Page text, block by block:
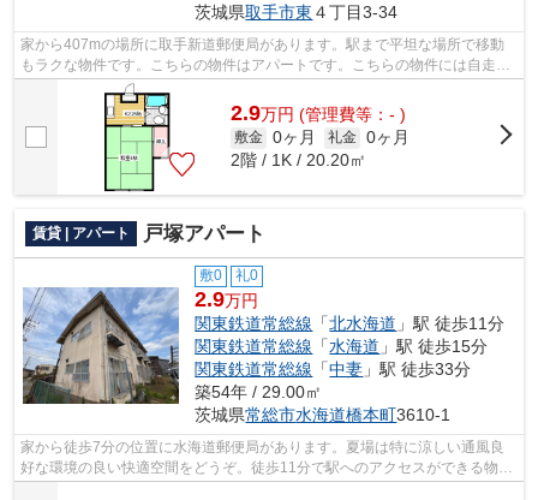
茨城県取手市東 ４丁目3-34
家から407mの場所に取手新道郵便局があります。駅まで平坦な場所で移動
もラクな物件です。こちらの物件はアパートです。こちらの物件には自走式
駐車場があります。お電話でアパートマ...
2.9万円 (管理費等：- )
敷金 0ヶ月 礼金 0ヶ月
2階 / 1K / 20.20㎡
賃貸 | アパート 戸塚アパート
敷0 礼0
2.9万円
関東鉄道常総線 「北水海道 」駅 徒歩11分
関東鉄道常総線 「水海道 」駅 徒歩15分
関東鉄道常総線 「中妻 」駅 徒歩33分
築54年 / 29.00㎡
茨城県常総市水海道橋本町3610-1
家から徒歩7分の位置に水海道郵便局があります。夏場は特に涼しい通風良
好な環境の良い快適空間をどうぞ。徒歩11分で駅へのアクセスができる物件
です。2駅利用できる場所にあり、行き...